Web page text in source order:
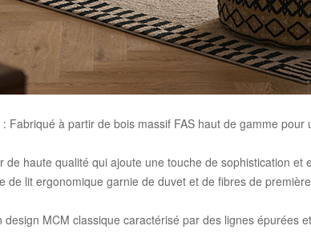
Fabriqué à partir de bois massif FAS haut de gamme
haute qualité qui ajoute une touche de sophistication et
de lit ergonomique garnie de duvet et de fibres de
MCM classique caractérisé par des lignes épurées